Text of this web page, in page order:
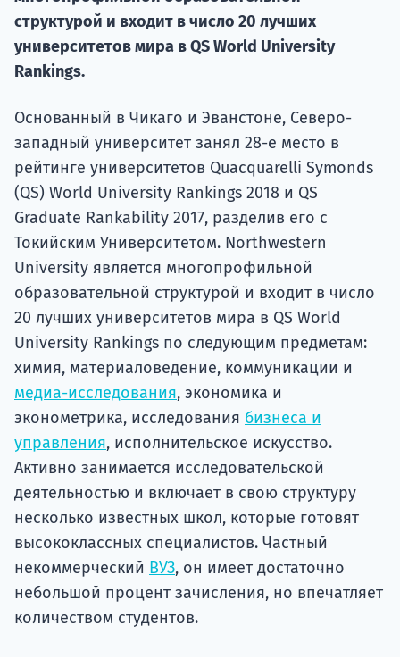
структурой и входит в число 20 лучших
университетов мира в QS World University
Rankings.
Основанный в Чикаго и Эванстоне, Северо-
западный университет занял 28-е место в
рейтинге университетов Quacquarelli Symonds
(QS) World University Rankings 2018 и QS
Graduate Rankability 2017, разделив его с
Токийским Университетом. Northwestern
University является многопрофильной
образовательной структурой и входит в число
20 лучших университетов мира в QS World
University Rankings по следующим предметам:
химия, материаловедение, коммуникации и
медиа-исследования, экономика и
эконометрика, исследования бизнеса и
управления, исполнительское искусство.
Активно занимается исследовательской
деятельностью и включает в свою структуру
несколько известных школ, которые готовят
высококлассных специалистов. Частный
некоммерческий ВУЗ, он имеет достаточно
небольшой процент зачисления, но впечатляет
количеством студентов.